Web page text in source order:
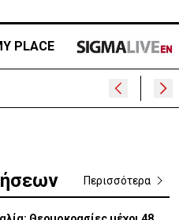
PLACE
Περισσότερα